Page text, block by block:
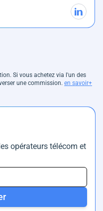
Si vous achetez via l'un des
une commission. en savoir+
opérateurs télécom et